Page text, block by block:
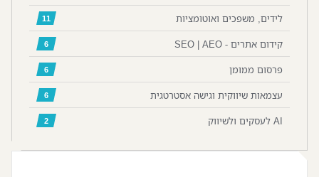
לידים, משפכים ואוטומציות 11
קידום אתרים - SEO | AEO 6
פרסום ממומן 6
עצמאות שיווקית וגישה אסטרטגית 6
AI לעסקים ולשיווק 2